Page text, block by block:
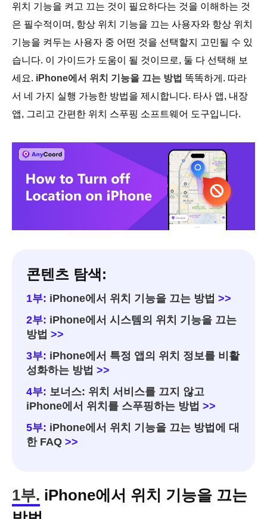
위치 기능을 켜고 끄는 것이 필요하다는 것을 이해하는 것
은 필수적이며, 항상 위치 기능을 끄는 사용자와 항상 위치
기능을 켜두는 사용자 중 어떤 것을 선택할지 고민될 수 있
습니다. 이 가이드가 도움이 될 것이므로, 둘 다 선택해 보
세요. iPhone에서 위치 기능을 끄는 방법 똑똑하게. 따라
서 네 가지 실행 가능한 방법을 제시합니다. 타사 앱, 내장
앱, 그리고 간편한 위치 스푸핑 소프트웨어 도구입니다.
콘텐츠 탐색:
1부: iPhone에서 위치 기능을 끄는 방법 >>
2부: iPhone에서 시스템의 위치 기능을 끄는
방법 >>
3부: iPhone에서 특정 앱의 위치 정보를 비활
성화하는 방법 >>
4부: 보너스: 위치 서비스를 끄지 않고
iPhone에서 위치를 스푸핑하는 방법 >>
5부: iPhone에서 위치 기능을 끄는 방법에 대
한 FAQ >>
1부. iPhone에서 위치 기능을 끄는